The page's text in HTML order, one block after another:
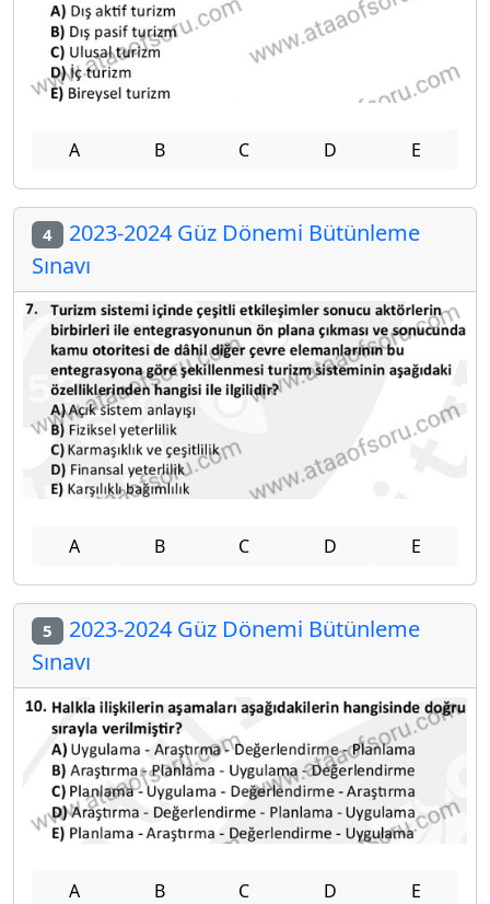
A B C D E
4 2023-2024 Güz Dönemi Bütünleme
Sınavı
A B C D E
5 2023-2024 Güz Dönemi Bütünleme
Sınavı
A B C D E